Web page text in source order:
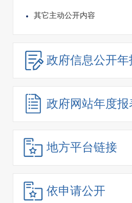
其它主动公开内容
政府信息公开年
政府网站年度报
地方平台链接
依申请公开